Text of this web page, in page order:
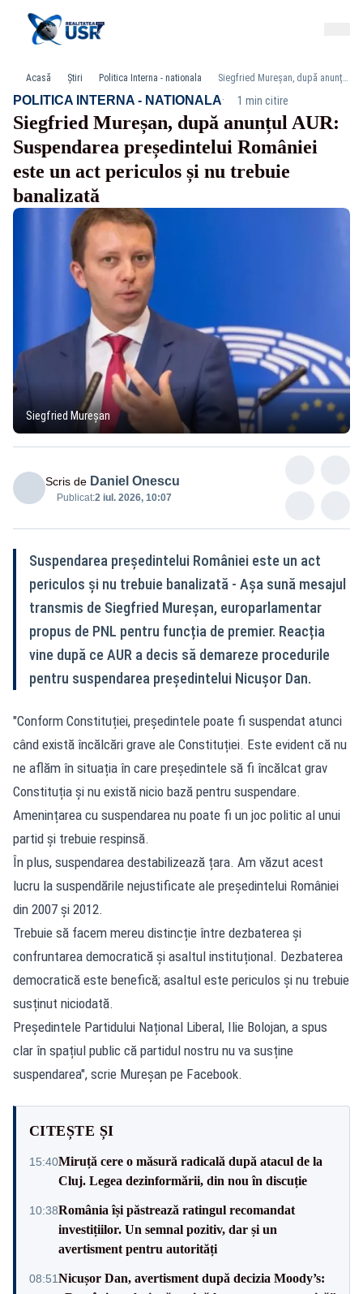
Acasă Știri Politica Interna - nationala Siegfried Mureșan, după anunțul AUR: Suspendarea președintelui României este un act periculos și nu trebuie banalizată
POLITICA INTERNA - NATIONALA· 1 min citire
Siegfried Mureșan, după anunțul AUR:
Suspendarea președintelui României
este un act periculos și nu trebuie
banalizată
Siegfried Mureșan
Scris de Daniel Onescu
Publicat:2 iul. 2026, 10:07
Suspendarea președintelui României este un act
periculos și nu trebuie banalizată - Așa sună mesajul
transmis de Siegfried Mureșan, europarlamentar
propus de PNL pentru funcția de premier. Reacția
vine după ce AUR a decis să demareze procedurile
pentru suspendarea președintelui Nicușor Dan.
"Conform Constituției, președintele poate fi suspendat atunci
când există încălcări grave ale Constituției. Este evident că nu
ne aflăm în situația în care președintele să fi încălcat grav
Constituția și nu există nicio bază pentru suspendare.
Amenințarea cu suspendarea nu poate fi un joc politic al unui
partid și trebuie respinsă.
În plus, suspendarea destabilizează țara. Am văzut acest
lucru la suspendările nejustificate ale președintelui României
din 2007 și 2012.
Trebuie să facem mereu distincție între dezbaterea și
confruntarea democratică și asaltul instituțional. Dezbaterea
democratică este benefică; asaltul este periculos și nu trebuie
susținut niciodată.
Președintele Partidului Național Liberal, Ilie Bolojan, a spus
clar în spațiul public că partidul nostru nu va susține
suspendarea", scrie Mureșan pe Facebook.
CITEȘTE ȘI
15:40Miruță cere o măsură radicală după atacul de la
Cluj. Legea dezinformării, din nou în discuție
10:38România își păstrează ratingul recomandat
investițiilor. Un semnal pozitiv, dar și un
avertisment pentru autorități
08:51Nicușor Dan, avertisment după decizia Moody’s: